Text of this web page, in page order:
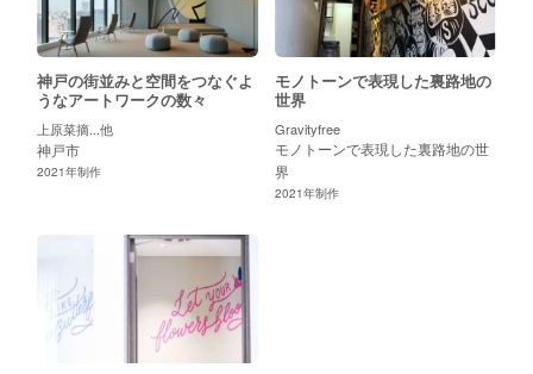
神戸の街並みと空間をつなぐよ
うなアートワークの数々
上原菜摘...他
神戸市
2021年制作
モノトーンで表現した裏路地の
世界
Gravityfree
モノトーンで表現した裏路地の世
界
2021年制作